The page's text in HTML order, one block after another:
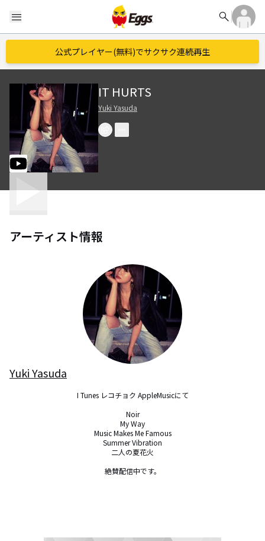
menu search
公式プレイヤー(無料)でサクサク連続再生
IT HURTS
Yuki Yasuda
アーティスト情報
Yuki Yasuda
I Tunes レコチョク AppleMusicにて
Noir
My Way
Music Makes Me Famous
Summer Vibration
二人の夏花火
絶賛配信中です。